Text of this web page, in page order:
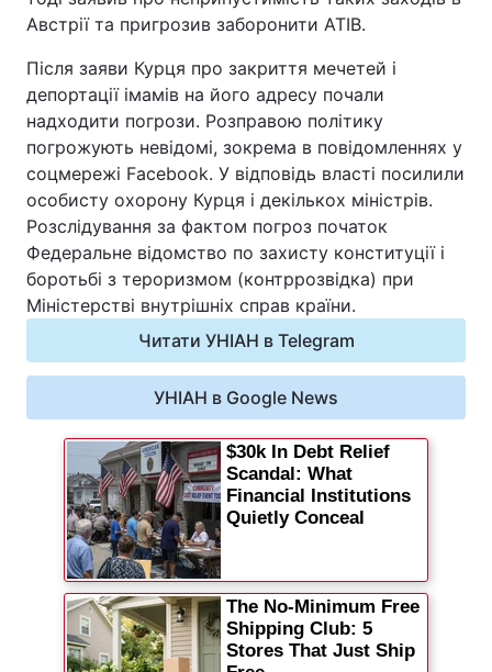
Австрії та пригрозив заборонити ATIB.
Після заяви Курця про закриття мечетей і
депортації імамів на його адресу почали
надходити погрози. Розправою політику
погрожують невідомі, зокрема в повідомленнях у
соцмережі Facebook. У відповідь власті посилили
особисту охорону Курця і декількох міністрів.
Розслідування за фактом погроз початок
Федеральне відомство по захисту конституції і
боротьбі з тероризмом (контррозвідка) при
Міністерстві внутрішніх справ країни.
Читати УНІАН в Telegram
УНІАН в Google News